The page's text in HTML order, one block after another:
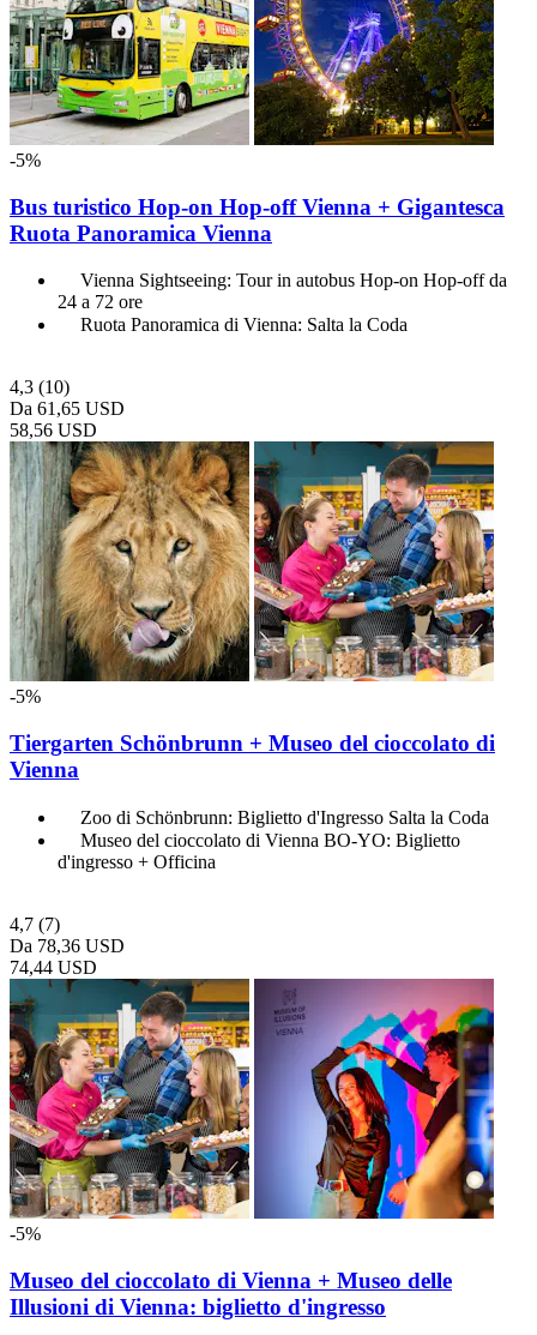
-5%
Bus turistico Hop-on Hop-off Vienna + Gigantesca
Ruota Panoramica Vienna
Vienna Sightseeing: Tour in autobus Hop-on Hop-off da
24 a 72 ore
Ruota Panoramica di Vienna: Salta la Coda
4,3 (10)
Da 61,65 USD
58,56 USD
-5%
Tiergarten Schönbrunn + Museo del cioccolato di
Vienna
Zoo di Schönbrunn: Biglietto d'Ingresso Salta la Coda
Museo del cioccolato di Vienna BO-YO: Biglietto
d'ingresso + Officina
4,7 (7)
Da 78,36 USD
74,44 USD
-5%
Museo del cioccolato di Vienna + Museo delle
Illusioni di Vienna: biglietto d'ingresso